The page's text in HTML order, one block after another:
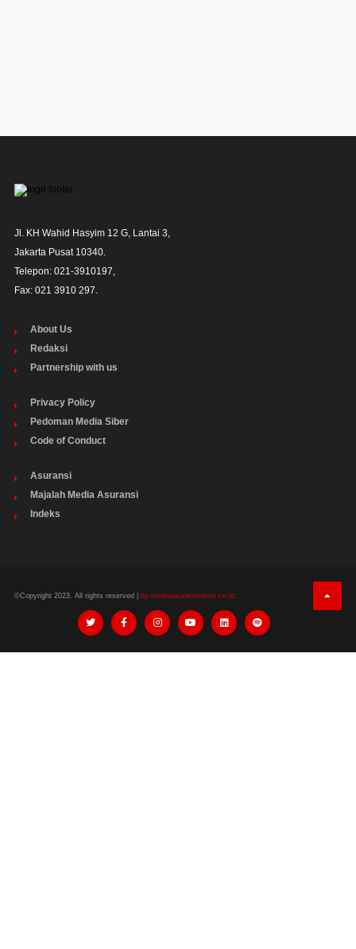
Jl. KH Wahid Hasyim 12 G, Lantai 3,
Jakarta Pusat 10340.
Telepon: 021-3910197,
Fax: 021 3910 297.
About Us
Redaksi
Partnership with us
Privacy Policy
Pedoman Media Siber
Code of Conduct
Asuransi
Majalah Media Asuransi
Indeks
©Copyright 2023. All rights reserved | by mediaasuransinews.co.id.